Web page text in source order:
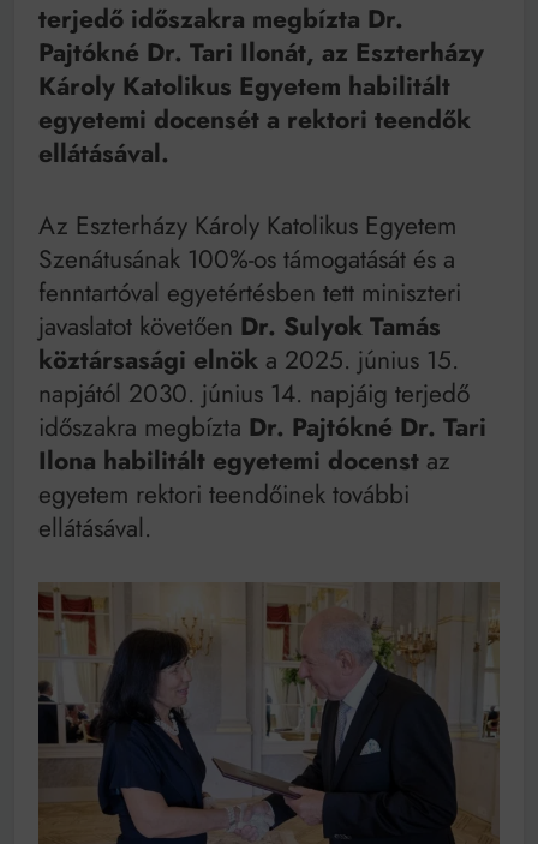
Mindenki a világot akarja uralni – de nem csak a 80-
as években
Bitumenes lapostetők: a bevált technológia akkor
működik, ha jól van felújítva
terjedő időszakra megbízta Dr.
Pajtókné Dr. Tari Ilonát, az Eszterházy
Károly Katolikus Egyetem habilitált
egyetemi docensét a rektori teendők
ellátásával.
Az Eszterházy Károly Katolikus Egyetem
Szenátusának 100%-os támogatását és a
fenntartóval egyetértésben tett miniszteri
javaslatot követően Dr. Sulyok Tamás
köztársasági elnök a 2025. június 15.
napjától 2030. június 14. napjáig terjedő
időszakra megbízta Dr. Pajtókné Dr. Tari
Ilona habilitált egyetemi docenst az
egyetem rektori teendőinek további
ellátásával.